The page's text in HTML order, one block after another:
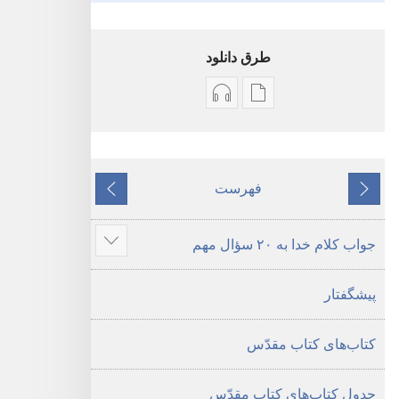
طرق دانلود
گزینۀ
مقدّس
—‏
ترجمهٔ
دنیای
گزینۀ
مقدّس
—‏
ترجمهٔ
جدید
قبلی
فهرست
بعدی
جواب کلام خدا به ۲۰ سؤال مهم
نمای
پیشگفتار
کتاب‌های کتاب مقدّس
جدول کتاب‌های کتاب مقدّس